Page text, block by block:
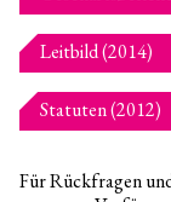
Leitbild (2014)
Statuten (2012)
Für Rückfragen